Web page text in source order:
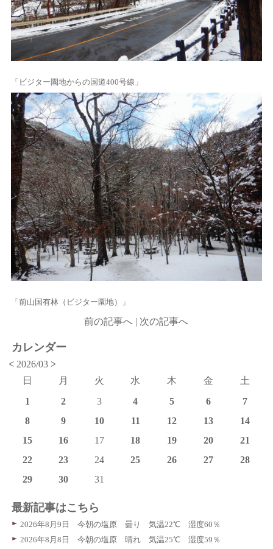
「ビジター園地からの国道400号線」
「前山国有林（ビジター園地）」
前の記事へ | 次の記事へ
カレンダー
< 2026/03>
日
月 火 水 木 金
土
1
2 3 4 5 6
7
8
9 10 11 12 13
14
15
16 17 18 19 20
21
22
23 24 25 26 27
28
29
30 31
最新記事はこちら
2026年8月9日 今朝の塩原 曇り 気温22℃ 湿度60％
2026年8月8日 今朝の塩原 晴れ 気温25℃ 湿度59％